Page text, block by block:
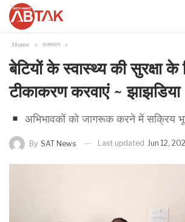
Home राजस्थान
बेटियों के स्वास्थ्य की सुरक्षा के
टीकाकरण करवाएं ~ झाझडिया
अभिभावकों को जागरूक करने में सक्रिय
By SAT News Last updated Jun 12,